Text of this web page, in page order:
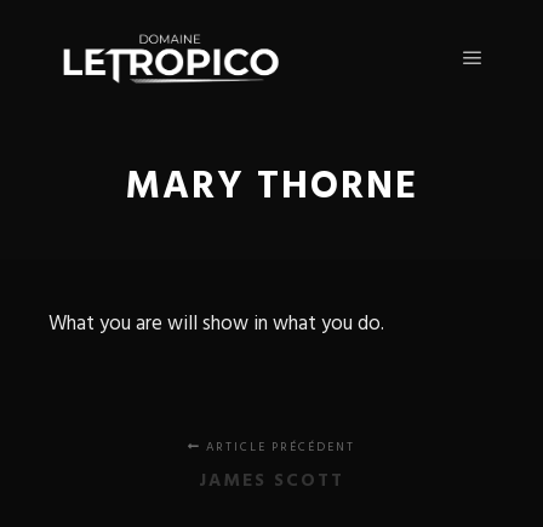
MARY THORNE
What you are will show in what you do.
ARTICLE PRÉCÉDENT
JAMES SCOTT